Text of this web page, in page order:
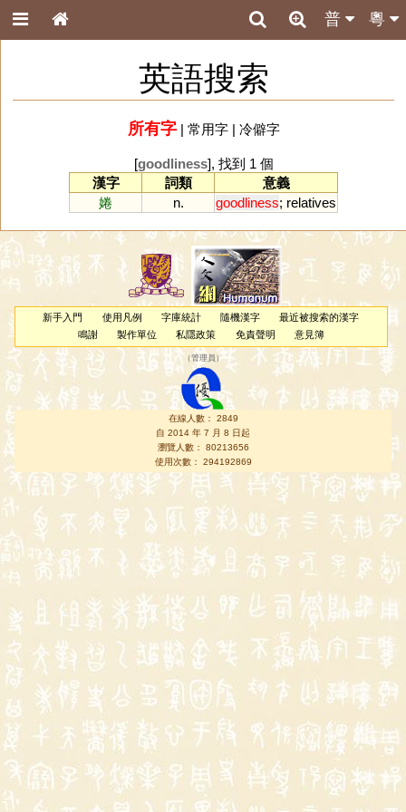
粵
普
英語搜索
所有字| 常用字| 冷僻字
[goodliness], 找到 1 個
漢字
詞類
意義
婘
n. goodliness; relatives
新手入門 使用凡例 字庫統計 隨機漢字
最近被搜索的漢字
鳴謝
製作單位 私隱政策 免責聲明 意見簿
（管理員 ）
在線人數： 2849
自 2014 年 7 月 8 日起
瀏覽人數： 80213656
使用次數： 294192869